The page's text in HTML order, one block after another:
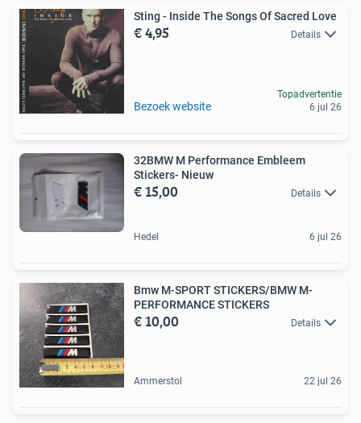
Sting - Inside The Songs Of Sacred Love
€ 4,95 Details
Bezoek website
Topadvertentie
6 jul 26
32BMW M Performance Embleem
Stickers- Nieuw
€ 15,00 Details
Hedel 6 jul 26
Bmw M-SPORT STICKERS/BMW M-
PERFORMANCE STICKERS
€ 10,00 Details
Ammerstol 22 jul 26